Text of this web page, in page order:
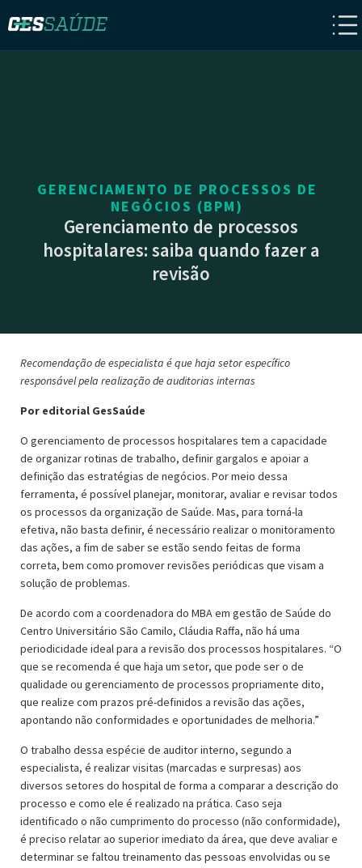
GERENCIAMENTO DE PROCESSOS DE
NEGÓCIOS (BPM)
Gerenciamento de processos
hospitalares: saiba quando fazer a
revisão
Recomendação de especialista é que haja setor específico
responsável pela realização de auditorias internas
Por editorial GesSaúde
O gerenciamento de processos hospitalares tem a capacidade
de organizar rotinas de trabalho, definir gargalos e apoiar a
definição das estratégias de negócios. Por meio dessa
ferramenta, é possível planejar, monitorar, avaliar e revisar todos
os processos da organização de Saúde. Mas, para torná-la
efetiva, não basta definir, é necessário realizar o monitoramento
das ações, a fim de saber se estão sendo feitas de forma
correta, bem como promover revisões periódicas que visam a
solução de problemas.
De acordo com a coordenadora do MBA em gestão de Saúde do
Centro Universitário São Camilo, Cláudia Raffa, não há uma
periodicidade ideal para a revisão dos processos hospitalares. “O
que se recomenda é que haja um setor, que pode ser o de
qualidade ou gerenciamento de processos propriamente dito,
que realize com prazos pré-definidos a revisão das ações,
apontando não conformidades e oportunidades de melhoria.”
O trabalho dessa espécie de auditor interno, segundo a
especialista, é realizar visitas (marcadas e surpresas) aos
diversos setores do hospital de forma a comparar a descrição do
processo e como ele é realizado na prática. Caso seja
identificado o não cumprimento do processo (não conformidade),
é preciso relatar ao superior imediato da área, que deve avaliar e
determinar se faltou treinamento das pessoas envolvidas ou se